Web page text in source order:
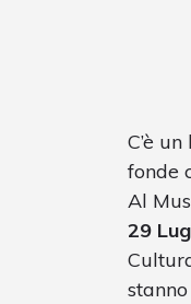
C’è
fonde
Al
29